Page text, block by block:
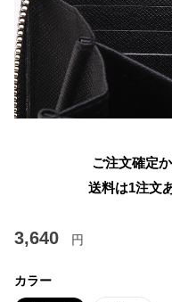
ご注文確定
送料は1注文
3,640 円
カラー